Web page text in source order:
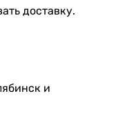
доставку.
и